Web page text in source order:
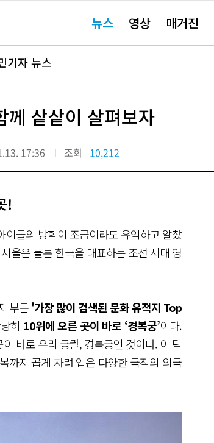
요뉴스 영상 매거진
기자 뉴스
께 샅샅이 살펴보자
17:36 조회 10,212
!
들의 방학이 조금이라도 유익하고 알찼
울은 물론 한국을 대표하는 조선 시대 영
부문 '가장 많이 검색된 문화 유적지 Top
히 10위에 오른 곳이 바로 ‘경복궁’이다.
바로 우리 궁궐, 경복궁인 것이다. 이 덕
까지 곱게 차려 입은 다양한 국적의 외국